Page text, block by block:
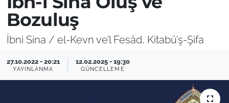
Bozuluş
İbni Sina / el-Kevn ve’l Fesâd, Kitabü’ş-Şifa
27.10.2022 - 20:21
YAYINLANMA
12.02.2025 - 19:30
GÜNCELLEME